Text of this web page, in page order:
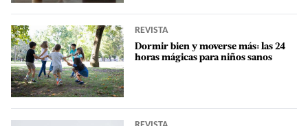
REVISTA
Dormir bien y moverse más: las 24
horas mágicas para niños sanos